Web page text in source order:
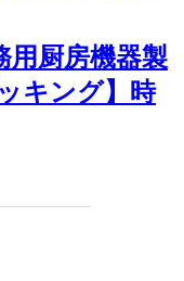
用厨房機器製
キング】時